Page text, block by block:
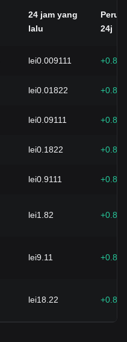
24 jam yang
lalu
24j
lei0.009111
lei0.01822
lei0.09111
lei0.1822
lei0.9111
lei1.82
lei9.11
lei18.22